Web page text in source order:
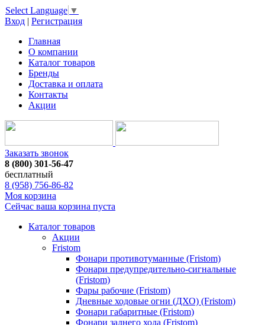
Select Language ▼
Вход | Регистрация
Главная
О компании
Каталог товаров
Бренды
Доставка и оплата
Контакты
Акции
Заказать звонок
8 (800) 301-56-47
бесплатный
8 (958) 756-86-82
Моя корзина
Сейчас ваша корзина пуста
Каталог товаров
Акции
Fristom
Фонари противотуманные (Fristom)
Фонари предупредительно-сигнальные
(Fristom)
Фары рабочие (Fristom)
Дневные ходовые огни (ДХО) (Fristom)
Фонари габаритные (Fristom)
Фонари заднего хода (Fristom)